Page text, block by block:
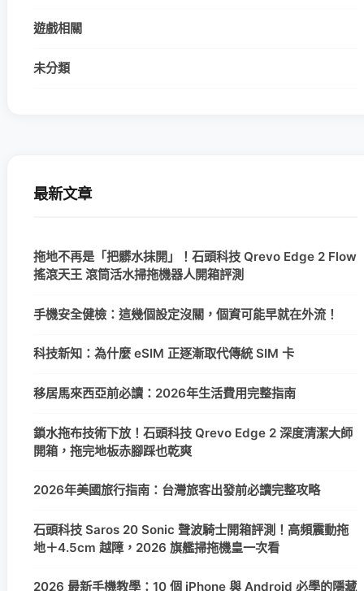
遊戲相關
未分類
最新文章
拖地不再是「把髒水抹開」！石頭科技 Qrevo Edge 2 Flow
搖滾天王 滾筒活水掃拖機器人開箱評測
手機安全健檢：這幾個設定沒關，個資可能早就在外流！
科技新知：為什麼 eSIM 正逐漸取代傳統 SIM 卡
移居馬來西亞前必讀：2026年生活費用完整指南
鎖水拖布技術下放！石頭科技 Qrevo Edge 2 深度清潔大師
開箱，拖完地板赤腳踩也乾爽
2026年美國旅行指南：台灣旅客出發前必讀完整攻略
石頭科技 Saros 20 Sonic 聲波騎士開箱評測！高頻震動拖
地＋4.5cm 越障，2026 旗艦掃拖機皇一次看
2026 最新手機教學：10 個 iPhone 與 Android 必學的隱藏